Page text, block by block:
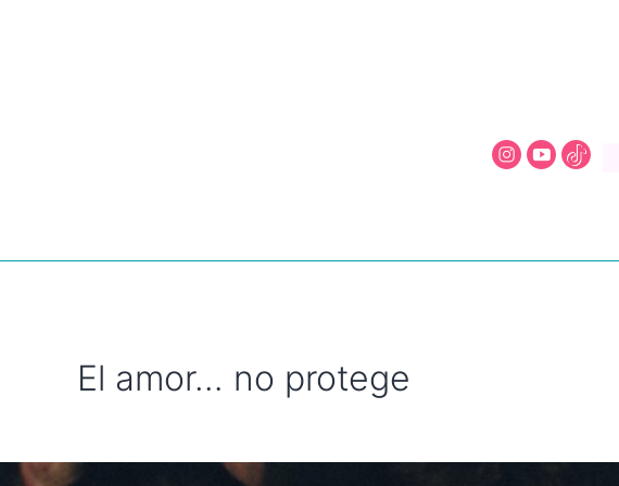
El amor… no protege